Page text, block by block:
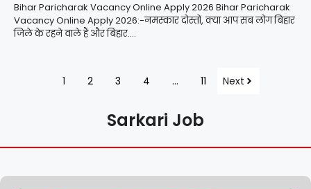
Bihar Paricharak Vacancy Online Apply 2026 Bihar Paricharak
Vacancy Online Apply 2026:-नमस्कार दोस्तों, क्या आप सब लोग बिहार
जिले के रहने वाले हैं और बिहार....
1 2 3 4 … 11 Next
Sarkari Job